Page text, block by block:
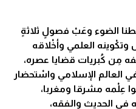
الضوء وعَبْ فصولٍ ثلاثةٍ
العلمي وأخْلاقه
مِن كُبريات قضايا عصره،
العالم الإسلامي واسْتحضار
عِلْمه مشرقا ومغربا،
الحديث والفقه،